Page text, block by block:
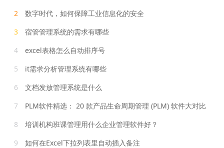
2
数字时代，如何保障工业信息化的安全
3
宿管管理系统的需求有哪些
4
excel表格怎么自动排序号
5
it需求分析管理系统有哪些
6
文档发放管理系统是什么
7
PLM软件精选： 20 款产品生命周期管理 (PLM) 软件大对比
8
培训机构班课管理用什么企业管理软件好？
9
如何在Excel下拉列表里自动插入备注